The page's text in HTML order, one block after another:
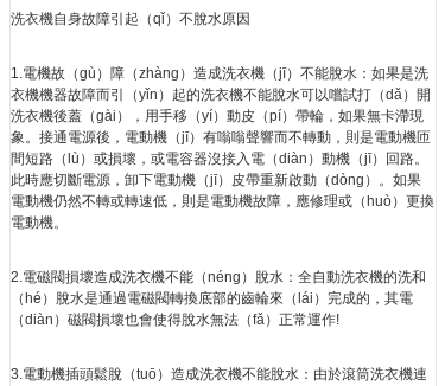
洗衣機自身故障引起（qǐ）不脫水原因
1.電機故（gù）障（zhàng）造成洗衣機（jī）不能脫水：如果是洗
衣機機器故障而引（yǐn）起的洗衣機不能脫水可以嚐試打（dǎ）開
洗衣機後蓋（gài），用手移（yí）動皮（pí）帶輪，如果無卡滯現
象。接通電源後，電動機（jī）有嗡嗡聲響而不轉動，則是電動機匝
間短路（lù）或損壞，或電容器沒接入電（diàn）動機（jī）回路。
此時應切斷電源，卸下電動機（jī）皮帶重新啟動（dòng）。如果
電動機仍然不轉或轉速低，則是電動機故障，應修理或（huò）更換
電動機。
2.電磁閥損壞造成洗衣機不能（néng）脫水：全自動洗衣機的洗和
（hé）脫水是通過電磁閥轉換底部的齒輪來（lái）完成的，其電
（diàn）磁閥損壞也會使得脫水無法（fǎ）正常運作!
3.電動機插頭鬆脫（tuō）造成洗衣機不能脫水：由於滾筒洗衣機連